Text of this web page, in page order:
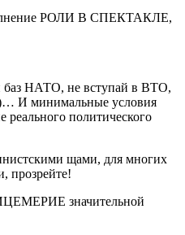
РОЛИ В СПЕКТАКЛЕ,
баз НАТО, не вступай в ВТО,
И минимальные условия
политического
щами, для многих
прозрейте!
значительной